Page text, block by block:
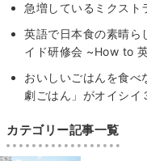
急増しているミクスト
英語で日本食の素晴ら
イド研修会 ~How to
おいしいごはんを食べ
劇ごはん」がオイシイ
カテゴリー記事一覧